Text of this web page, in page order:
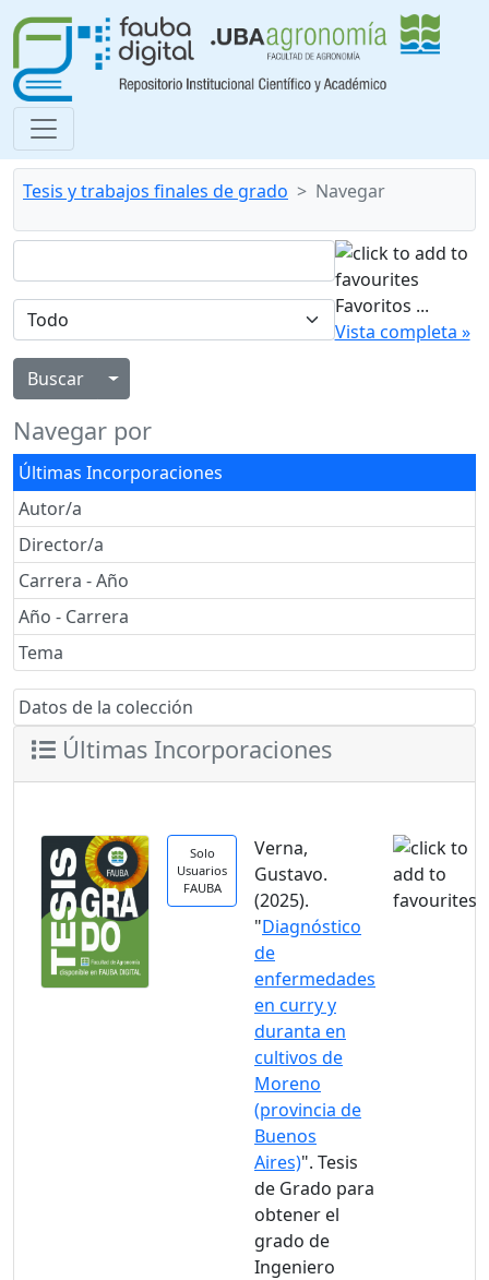
Tesis y trabajos finales de grado Navegar
Alternar menú desplegable
Favoritos ...
Vista completa »
Navegar por
Últimas Incorporaciones
Autor/a
Director/a
Carrera - Año
Año - Carrera
Tema
Datos de la colección
Últimas Incorporaciones
Solo
Usuarios
FAUBA
Verna,
Gustavo.
(2025).
"Diagnóstico
de
enfermedades
en curry y
duranta en
cultivos de
Moreno
(provincia de
Buenos
Aires)". Tesis
de Grado para
obtener el
grado de
Ingeniero